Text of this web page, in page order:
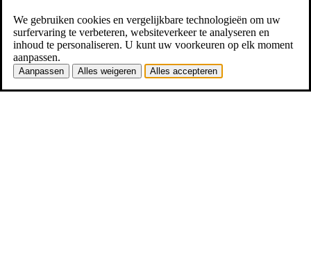
We gebruiken cookies en vergelijkbare technologieën om uw
surfervaring te verbeteren, websiteverkeer te analyseren en
inhoud te personaliseren. U kunt uw voorkeuren op elk moment
aanpassen.
Aanpassen Alles weigeren Alles accepteren